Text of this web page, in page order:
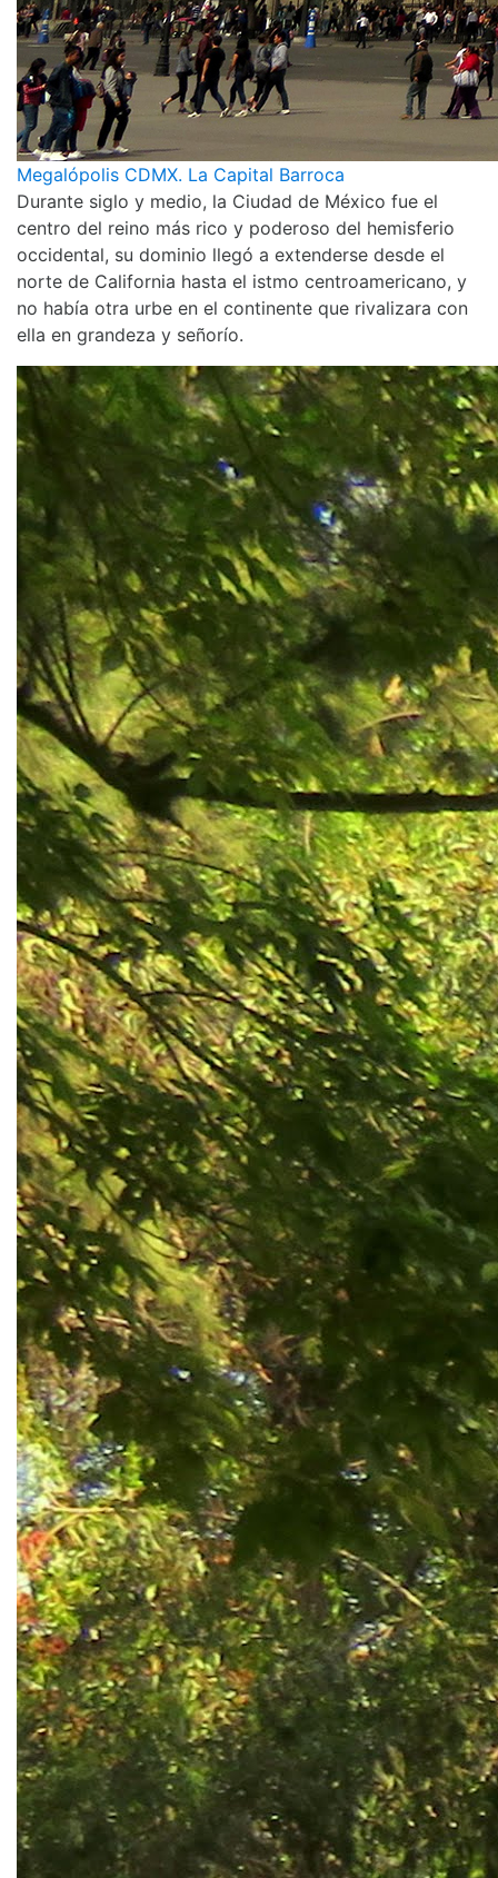
Megalópolis CDMX. La Capital Barroca
Durante siglo y medio, la Ciudad de México fue el
centro del reino más rico y poderoso del hemisferio
occidental, su dominio llegó a extenderse desde el
norte de California hasta el istmo centroamericano, y
no había otra urbe en el continente que rivalizara con
ella en grandeza y señorío.